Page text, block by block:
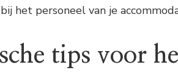
het personeel van je
tips voor